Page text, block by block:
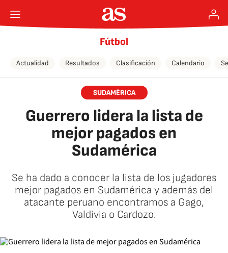
Fútbol
Actualidad Resultados Clasificación Calendario
SUDAMÉRICA
Guerrero lidera la lista de
mejor pagados en
Sudamérica
Se ha dado a conocer la lista de los jugadores
mejor pagados en Sudamérica y además del
atacante peruano encontramos a Gago,
Valdivia o Cardozo.